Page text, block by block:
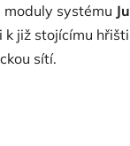
systému
již stojícímu
sítí.